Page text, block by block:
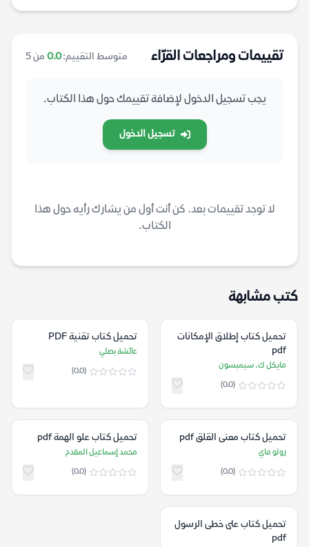
تقييمات ومراجعات القرّاء متوسط التقييم:0.0 من 5
يجب تسجيل الدخول لإضافة تقييمك حول هذا الكتاب.
تسجيل الدخول
لا توجد تقييمات بعد. كن أنت أول من يشارك رأيه حول هذا
الكتاب.
كتب مشابهة
تحميل كتاب إطلاق الإمكانات
pdf
مايكل ك. سيمبسون
(0.0)
تحميل كتاب تقنية PDF
عائشة بصلي
(0.0)
تحميل كتاب معنى القلق pdf
رولو ماي
(0.0)
تحميل كتاب علو الهمة pdf
محمد إسماعيل المقدم
(0.0)
تحميل كتاب على خطى الرسول
pdf